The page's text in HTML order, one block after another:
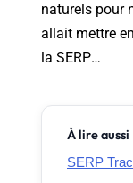
naturels pour
allait mettre
la SERP…
À lire aussi
SERP